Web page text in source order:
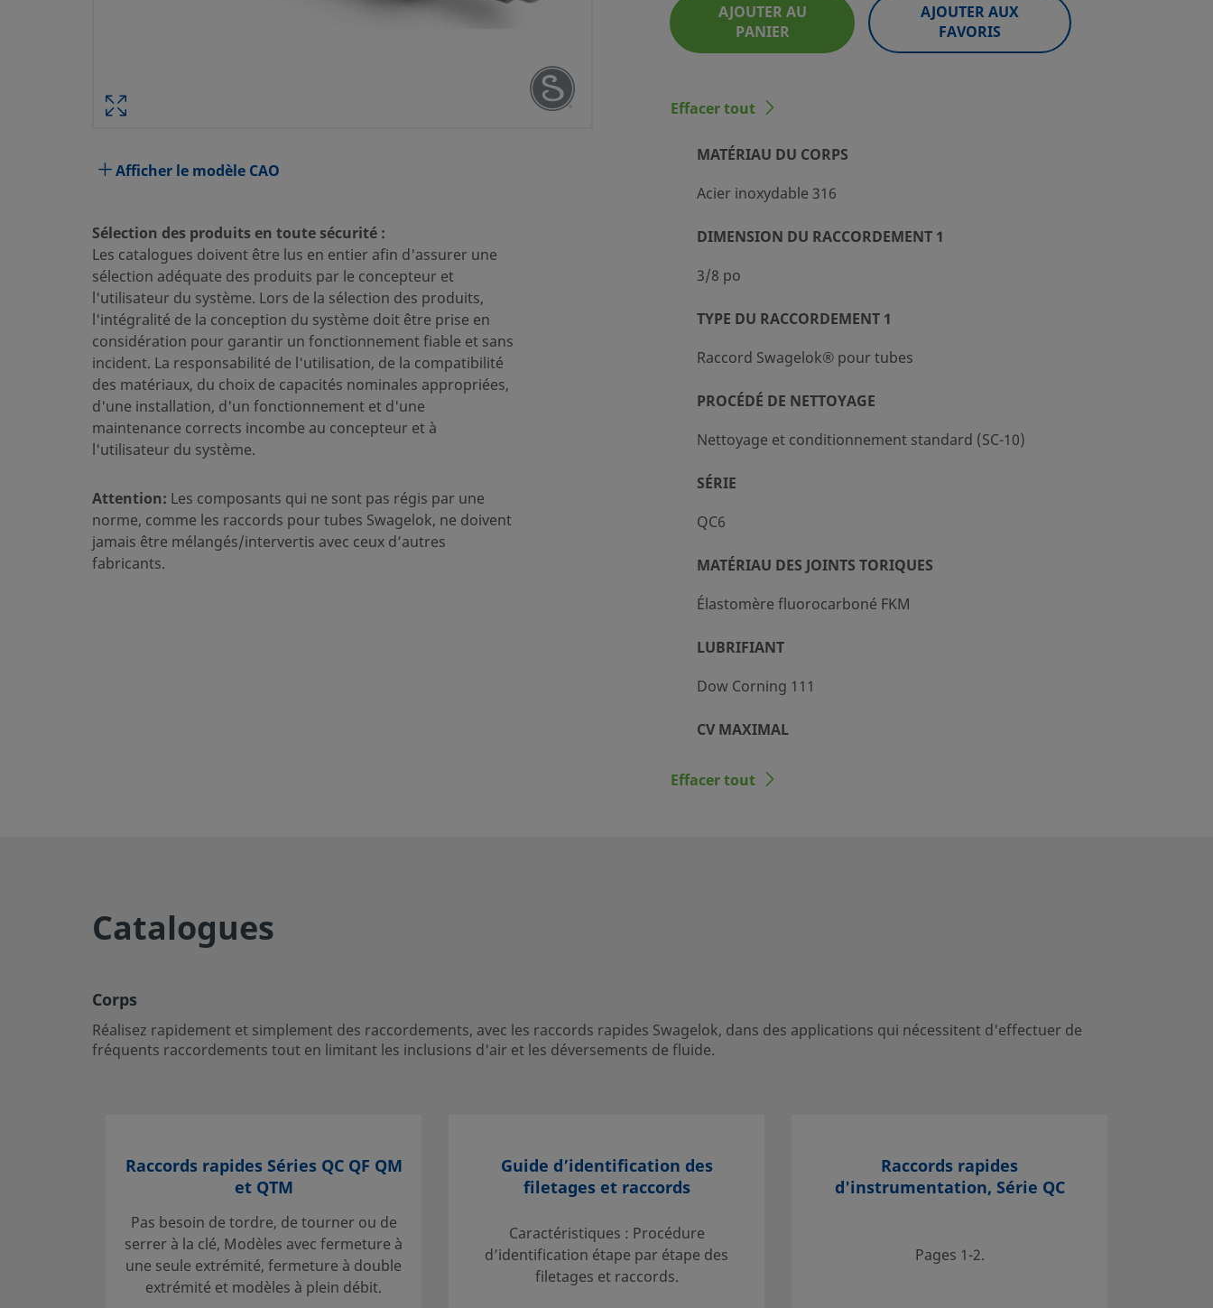
RÉF. PIÈCE : SS-QC6-B-600
Spécifications
Matériau du corps
Acier inoxydable 316
Procédé de nettoyage
Nettoyage et conditionnement standard (SC-10)
Dimension du raccordement 1
3/8 po
Type du raccordement 1
Raccord Swagelok® pour tubes
0,5 en association avec une tige DESO ; 0,9 en association
avec une tige SESO
Dow Corning 111
Pression nominale, accouplé, à la temp. max.
250 PSIG À 400°F / 17,2 BAR À 204°C
Pression nominale, accouplé, à temp. amb.
1500 PSIG À 70°F / 103 BAR À 21°C
eClass (10.1)
UNSPSC (10.0)
UNSPSC (11.0501)
27121701
Réalisez rapidement et simplement des raccordements, avec les raccords rapides Swagelok, dans des
applications qui nécessitent d'effectuer de fréquents raccordements tout en limitant les inclusions d'air et
les déversements de fluide.
Afficher le modèle CAO
Sélection des produits en toute sécurité :
Les catalogues doivent être lus en entier afin d'assurer une
sélection adéquate des produits par le concepteur et
l'utilisateur du système. Lors de la sélection des produits,
l'intégralité de la conception du système doit être prise en
considération pour garantir un fonctionnement fiable et sans
incident. La responsabilité de l'utilisation, de la compatibilité
des matériaux, du choix de capacités nominales appropriées,
d'une installation, d'un fonctionnement et d'une
maintenance corrects incombe au concepteur et à
l'utilisateur du système.
Attention: Les composants qui ne sont pas régis par une
norme, comme les raccords pour tubes Swagelok, ne doivent
jamais être mélangés/intervertis avec ceux d’autres
fabricants.
AJOUTER AU
PANIER
AJOUTER AUX
FAVORIS
Effacer tout
Acier inoxydable 316
MATÉRIAU DU CORPS
3/8 po
DIMENSION DU RACCORDEMENT 1
Raccord Swagelok® pour tubes
TYPE DU RACCORDEMENT 1
Nettoyage et conditionnement standard (SC-10)
PROCÉDÉ DE NETTOYAGE
QC6
SÉRIE
Élastomère fluorocarboné FKM
MATÉRIAU DES JOINTS TORIQUES
Dow Corning 111
LUBRIFIANT
0,5 en association avec une tige DESO ; 0,9 en
CV MAXIMAL
Effacer tout
Catalogues
Corps
Réalisez rapidement et simplement des raccordements, avec les raccords rapides Swagelok, dans des applications qui nécessitent d'effectuer de
fréquents raccordements tout en limitant les inclusions d'air et les déversements de fluide.
Raccords rapides Séries QC QF QM
et QTM
Pas besoin de tordre, de tourner ou de
serrer à la clé, Modèles avec fermeture à
une seule extrémité, fermeture à double
extrémité et modèles à plein débit.
Guide d’identification des
filetages et raccords
Caractéristiques : Procédure
d’identification étape par étape des
filetages et raccords.
Raccords rapides
d'instrumentation, Série QC
Pages 1-2.